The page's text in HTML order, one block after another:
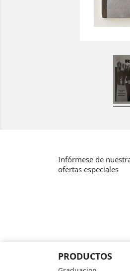
Infórmese de
ofertas especiales
PRODUCTOS